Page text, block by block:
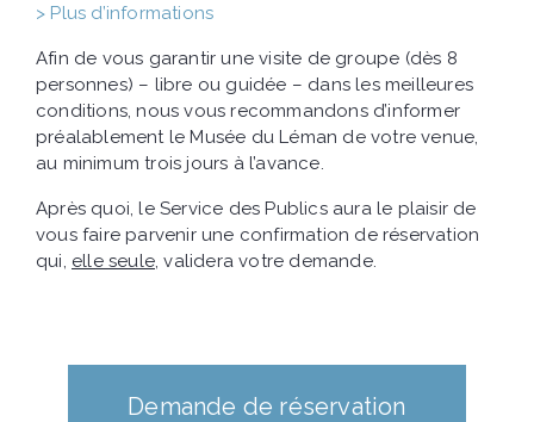
> Plus d’informations
Afin de vous garantir une visite de groupe (dès 8
personnes) – libre ou guidée – dans les meilleures
conditions, nous vous recommandons d’informer
préalablement le Musée du Léman de votre venue,
au minimum trois jours à l’avance.
Après quoi, le Service des Publics aura le plaisir de
vous faire parvenir une confirmation de réservation
qui, elle seule, validera votre demande.
Demande de réservation